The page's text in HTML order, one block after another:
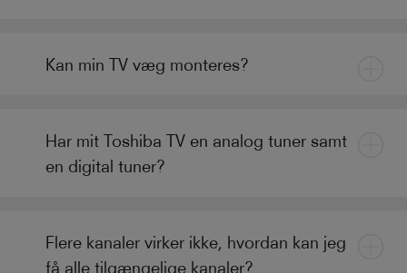
Kan min TV væg monteres?
Har mit Toshiba TV en analog tuner samt
en digital tuner?
Flere kanaler virker ikke, hvordan kan jeg
få alle tilgængelige kanaler?